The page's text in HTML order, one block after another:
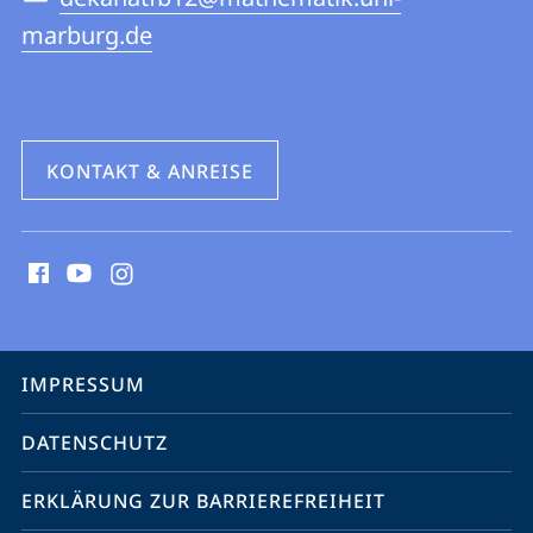
marburg.de
KONTAKT & ANREISE
Media
Service-
Navigation
IMPRESSUM
DATENSCHUTZ
ERKLÄRUNG ZUR BARRIEREFREIHEIT